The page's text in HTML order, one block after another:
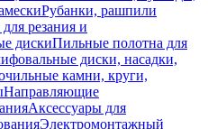
Рубанки, рашпили
резания и
дискиПильные полотна для
диски, насадки,
камни, круги,
Направляющие
Аксессуары для
Электромонтажный